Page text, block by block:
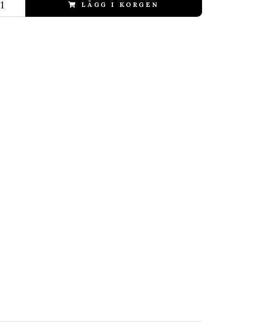
LÄGG I KORGEN